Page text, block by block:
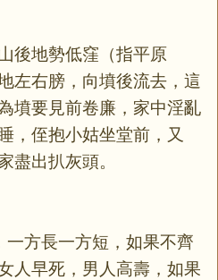
後地勢低窪（指平原
左右膀，向墳後流去，這
墳要見前卷廉，家中淫亂
，侄抱小姑坐堂前，又
盡出扒灰頭。
方長一方短，如果不齊
人早死，男人高壽，如果